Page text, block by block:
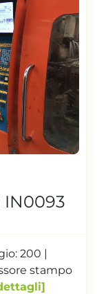
IN0093
200 |
stampo